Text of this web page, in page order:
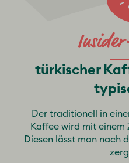
türkischer
Der traditionell in
Kaffee wird mit einem
Diesen lässt man nach